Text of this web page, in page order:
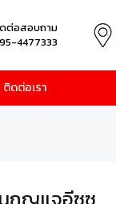
ต่อสอบถาม
4477333
ติดต่อเรา